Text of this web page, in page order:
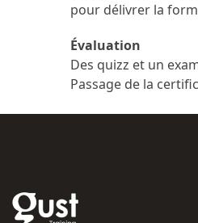
pour délivrer la
Évaluation
Des quizz et un
Passage de la